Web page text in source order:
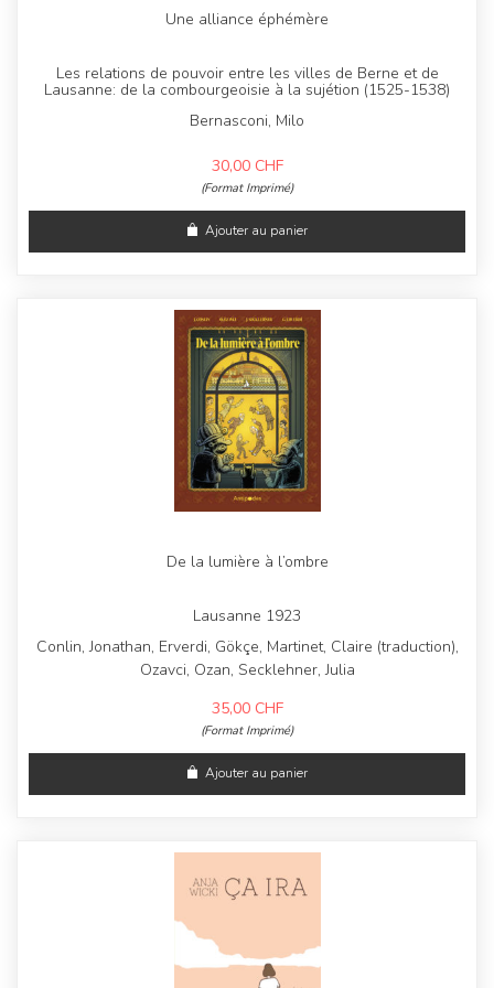
Une alliance éphémère
Les relations de pouvoir entre les villes de Berne et de
Lausanne: de la combourgeoisie à la sujétion (1525-1538)
Bernasconi, Milo
30,00 CHF
(Format Imprimé)
Ajouter au panier
De la lumière à l’ombre
Lausanne 1923
Conlin, Jonathan, Erverdi, Gökçe, Martinet, Claire (traduction),
Ozavci, Ozan, Secklehner, Julia
35,00 CHF
(Format Imprimé)
Ajouter au panier